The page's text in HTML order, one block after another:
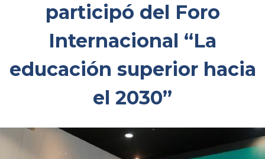
participó del Foro
Internacional “La
educación superior hacia
el 2030”